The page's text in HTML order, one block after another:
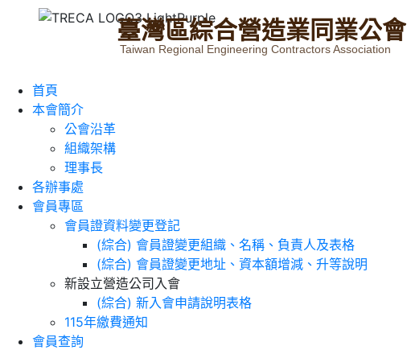
臺灣區綜合營造業同業公會
Taiwan Regional Engineering Contractors Association
首頁
本會簡介
公會沿革
組織架構
理事長
各辦事處
會員專區
會員證資料變更登記
(綜合) 會員證變更組織、名稱、負責人及表格
(綜合) 會員證變更地址、資本額增減、升等說明
新設立營造公司入會
(綜合) 新入會申請說明表格
115年繳費通知
會員查詢